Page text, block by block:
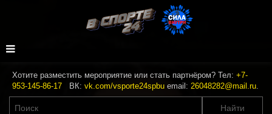
Хотите разместить мероприятие или стать партнёром? Тел: +7-
953-145-86-17 ВК: vk.com/vsporte24spbu email: 26048282@mail.ru.